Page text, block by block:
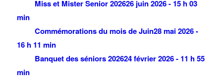
Miss et Mister Senior 202626 juin 2026 - 15 h 03
min
Commémorations du mois de Juin28 mai 2026 -
16 h 11 min
Banquet des séniors 202624 février 2026 - 11 h 55
min